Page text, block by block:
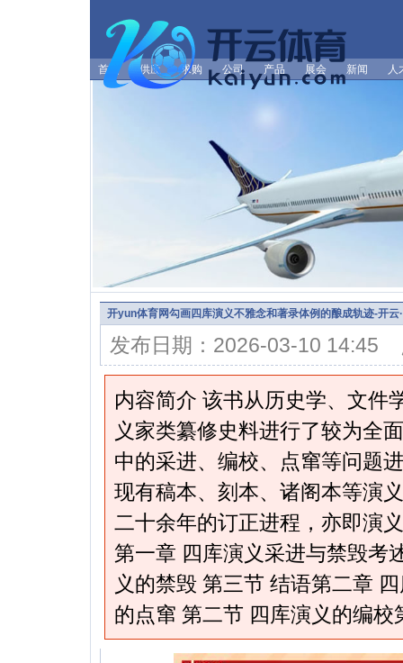
首页 供应 求购 公司 产品 展会 新闻 人
开yun体育网勾画四库演义不雅念和著录体例的酿成轨迹-开
发布日期：2026-03-10 14:45
内容简介 该书从历史学、文件
义家类纂修史料进行了较为全
中的采进、编校、点窜等问题
现有稿本、刻本、诸阁本等演
二十余年的订正进程，亦即演
第一章 四库演义采进与禁毁考
义的禁毁 第三节 结语第二章
的点窜 第二节 四库演义的编校